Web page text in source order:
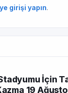
girişi yapın.
İçin
19